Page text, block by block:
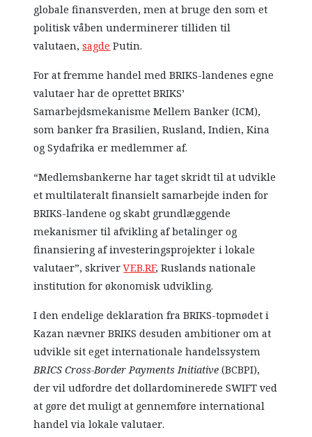
globale finansverden, men at bruge den som et
politisk våben underminerer tilliden til
valutaen,sagde Putin.
For at fremme handel med BRIKS-landenes egne
valutaer har de oprettet BRIKS’
Samarbejdsmekanisme Mellem Banker (ICM),
som banker fra Brasilien, Rusland, Indien, Kina
og Sydafrika er medlemmer af.
“Medlemsbankerne har taget skridt til at udvikle
et multilateralt finansielt samarbejde inden for
BRIKS-landene og skabt grundlæggende
mekanismer til afvikling af betalinger og
finansiering af investeringsprojekter i lokale
valutaer”, skriverVEB.RF, Ruslands nationale
institution for økonomisk udvikling.
I den endelige deklaration fra BRIKS-topmødet i
Kazan nævner BRIKS desuden ambitioner om at
udvikle sit eget internationale handelssystem
BRICS Cross-Border Payments Initiative(BCBPI),
der vil udfordre det dollardominerede SWIFT ved
at gøre det muligt at gennemføre international
handel via lokale valutaer.